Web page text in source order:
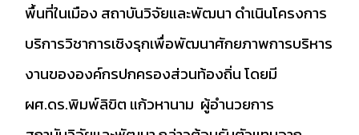
พื้นที่ในเมือง สถาบันวิจัยและพัฒนา ดำเนินโครงการ
บริการวิชาการเชิงรุกเพื่อพัฒนาศักยภาพการบริหาร
งานขององค์กรปกครองส่วนท้องถิ่น โดยมี
ผศ.ดร.พิมพ์ลิขิต แก้วหานาม ผู้อำนวยการ